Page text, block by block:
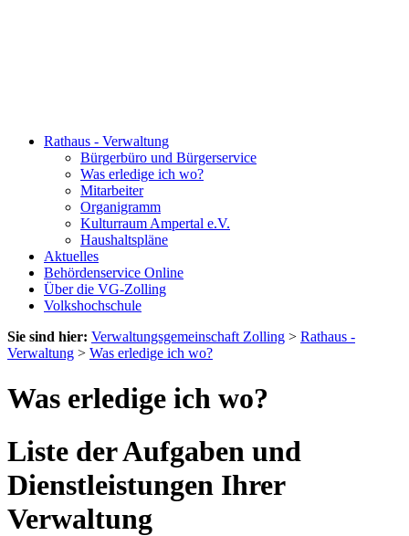
Rathaus - Verwaltung
Bürgerbüro und Bürgerservice
Was erledige ich wo?
Mitarbeiter
Organigramm
Kulturraum Ampertal e.V.
Haushaltspläne
Aktuelles
Behördenservice Online
Über die VG-Zolling
Volkshochschule
Sie sind hier: Verwaltungsgemeinschaft Zolling > Rathaus -
Verwaltung > Was erledige ich wo?
Was erledige ich wo?
Liste der Aufgaben und
Dienstleistungen Ihrer
Verwaltung